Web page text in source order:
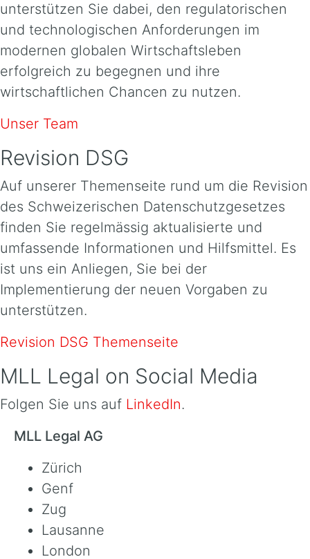
unterstützen Sie dabei, den regulatorischen
und technologischen Anforderungen im
modernen globalen Wirtschaftsleben
erfolgreich zu begegnen und ihre
wirtschaftlichen Chancen zu nutzen.
Unser Team
Revision DSG
Auf unserer Themenseite rund um die Revision
des Schweizerischen Datenschutzgesetzes
finden Sie regelmässig aktualisierte und
umfassende Informationen und Hilfsmittel. Es
ist uns ein Anliegen, Sie bei der
Implementierung der neuen Vorgaben zu
unterstützen.
Revision DSG Themenseite
MLL Legal on Social Media
Folgen Sie uns auf LinkedIn.
MLL Legal AG
Zürich
Genf
Zug
Lausanne
London